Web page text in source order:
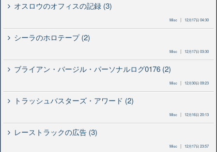
オスロウのオフィスの記録 (3)
Misc 12月17日 04:30
シーラのホロテープ (2)
Misc 12月17日 03:30
ブライアン・バージル・パーソナルログ0176 (2)
Misc 12月30日 09:23
トラッシュバスターズ・アワード (2)
Misc 12月16日 20:13
レーストラックの広告 (3)
Misc 12月17日 23:57